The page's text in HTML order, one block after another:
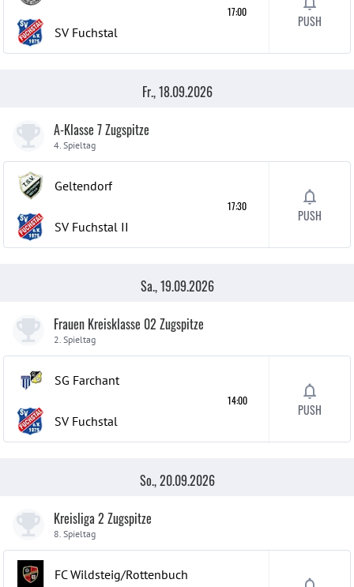
SV Fuchstal
17:00
PUSH
Fr., 18.09.2026
A-Klasse 7 Zugspitze
4. Spieltag
Geltendorf
SV Fuchstal II
17:30
PUSH
Sa., 19.09.2026
Frauen Kreisklasse 02 Zugspitze
2. Spieltag
SG Farchant
SV Fuchstal
14:00
PUSH
So., 20.09.2026
Kreisliga 2 Zugspitze
8. Spieltag
FC Wildsteig/Rottenbuch